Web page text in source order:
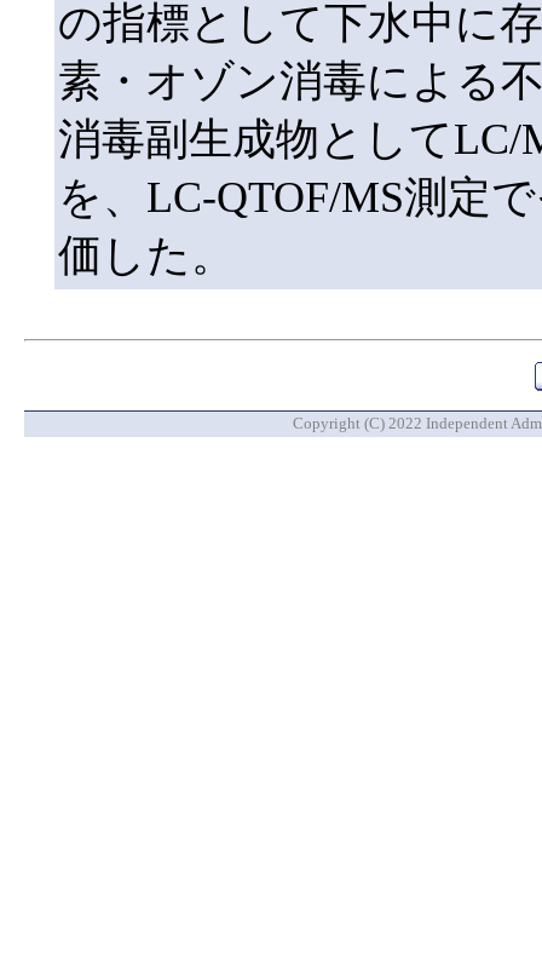
の指標として下水中に
素・オゾン消毒による
消毒副生成物としてLC/
を、LC-QTOF/MS測定
価した。
Copyright (C) 2022 Independent